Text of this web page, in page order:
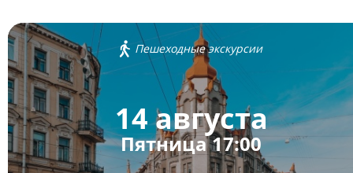
Пешеходные экскурсии
14 августа
Пятница 17:00